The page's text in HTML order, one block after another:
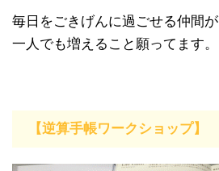
毎日をごきげんに過ごせる仲間が
一人でも増えること願ってます。
【逆算手帳ワークショップ】